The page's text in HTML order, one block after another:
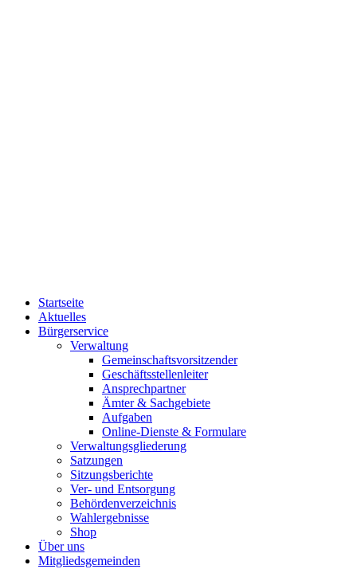
Startseite
Aktuelles
Bürgerservice
Verwaltung
Gemeinschaftsvorsitzender
Geschäftsstellenleiter
Ansprechpartner
Ämter & Sachgebiete
Aufgaben
Online-Dienste & Formulare
Verwaltungsgliederung
Satzungen
Sitzungsberichte
Ver- und Entsorgung
Behördenverzeichnis
Wahlergebnisse
Shop
Über uns
Mitgliedsgemeinden